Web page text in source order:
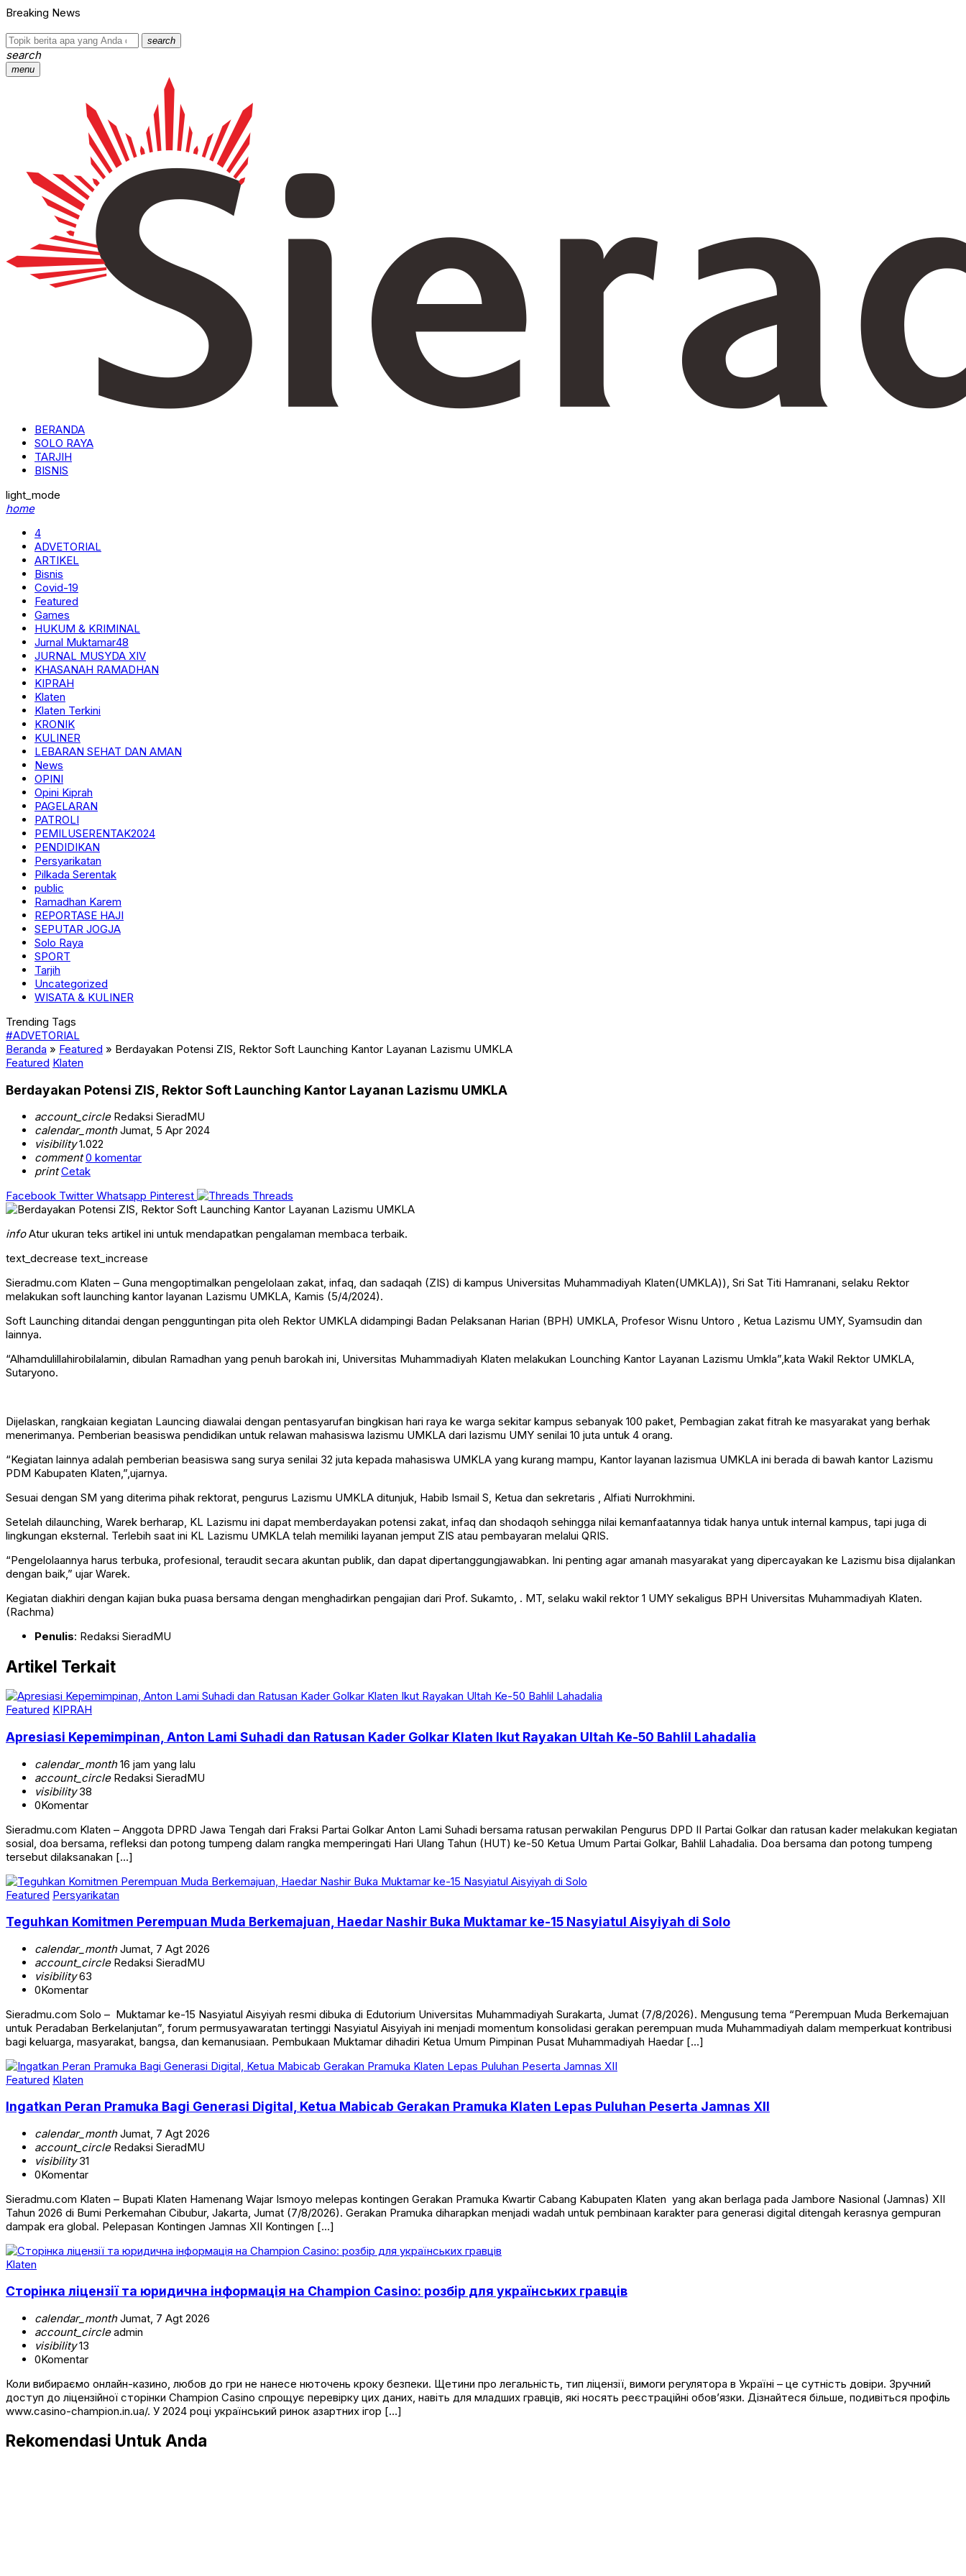
Breaking News
search
search
menu
BERANDA
SOLO RAYA
TARJIH
BISNIS
light_mode
home
4
ADVETORIAL
ARTIKEL
Bisnis
Covid-19
Featured
Games
HUKUM & KRIMINAL
Jurnal Muktamar48
JURNAL MUSYDA XIV
KHASANAH RAMADHAN
KIPRAH
Klaten
Klaten Terkini
KRONIK
KULINER
LEBARAN SEHAT DAN AMAN
News
OPINI
Opini Kiprah
PAGELARAN
PATROLI
PEMILUSERENTAK2024
PENDIDIKAN
Persyarikatan
Pilkada Serentak
public
Ramadhan Karem
REPORTASE HAJI
SEPUTAR JOGJA
Solo Raya
SPORT
Tarjih
Uncategorized
WISATA & KULINER
Trending Tags
#ADVETORIAL
Beranda » Featured » Berdayakan Potensi ZIS, Rektor Soft Launching Kantor Layanan Lazismu UMKLA
Featured Klaten
Berdayakan Potensi ZIS, Rektor Soft Launching Kantor Layanan Lazismu UMKLA
account_circleRedaksi SieradMU
calendar_monthJumat, 5 Apr 2024
visibility1.022
comment 0 komentar
print Cetak
Facebook Twitter Whatsapp Pinterest Threads
infoAtur ukuran teks artikel ini untuk mendapatkan pengalaman membaca terbaik.
text_decrease text_increase
Sieradmu.com Klaten – Guna mengoptimalkan pengelolaan zakat, infaq, dan sadaqah (ZIS) di kampus Universitas Muhammadiyah Klaten(UMKLA)), Sri Sat Titi Hamranani, selaku Rektor
melakukan soft launching kantor layanan Lazismu UMKLA, Kamis (5/4/2024).
Soft Launching ditandai dengan pengguntingan pita oleh Rektor UMKLA didampingi Badan Pelaksanan Harian (BPH) UMKLA, Profesor Wisnu Untoro , Ketua Lazismu UMY, Syamsudin dan
lainnya.
“Alhamdulillahirobilalamin, dibulan Ramadhan yang penuh barokah ini, Universitas Muhammadiyah Klaten melakukan Lounching Kantor Layanan Lazismu Umkla”,kata Wakil Rektor UMKLA,
Sutaryono.
Dijelaskan, rangkaian kegiatan Launcing diawalai dengan pentasyarufan bingkisan hari raya ke warga sekitar kampus sebanyak 100 paket, Pembagian zakat fitrah ke masyarakat yang berhak
menerimanya. Pemberian beasiswa pendidikan untuk relawan mahasiswa lazismu UMKLA dari lazismu UMY senilai 10 juta untuk 4 orang.
“Kegiatan lainnya adalah pemberian beasiswa sang surya senilai 32 juta kepada mahasiswa UMKLA yang kurang mampu, Kantor layanan lazismua UMKLA ini berada di bawah kantor Lazismu
PDM Kabupaten Klaten,”,ujarnya.
Sesuai dengan SM yang diterima pihak rektorat, pengurus Lazismu UMKLA ditunjuk, Habib Ismail S, Ketua dan sekretaris , Alfiati Nurrokhmini.
Setelah dilaunching, Warek berharap, KL Lazismu ini dapat memberdayakan potensi zakat, infaq dan shodaqoh sehingga nilai kemanfaatannya tidak hanya untuk internal kampus, tapi juga di
lingkungan eksternal. Terlebih saat ini KL Lazismu UMKLA telah memiliki layanan jemput ZIS atau pembayaran melalui QRIS.
“Pengelolaannya harus terbuka, profesional, teraudit secara akuntan publik, dan dapat dipertanggungjawabkan. Ini penting agar amanah masyarakat yang dipercayakan ke Lazismu bisa dijalankan
dengan baik,” ujar Warek.
Kegiatan diakhiri dengan kajian buka puasa bersama dengan menghadirkan pengajian dari Prof. Sukamto, . MT, selaku wakil rektor 1 UMY sekaligus BPH Universitas Muhammadiyah Klaten.
(Rachma)
Penulis: Redaksi SieradMU
Artikel Terkait
Featured KIPRAH
Apresiasi Kepemimpinan, Anton Lami Suhadi dan Ratusan Kader Golkar Klaten Ikut Rayakan Ultah Ke-50 Bahlil Lahadalia
calendar_month16 jam yang lalu
account_circleRedaksi SieradMU
visibility38
0Komentar
Sieradmu.com Klaten – Anggota DPRD Jawa Tengah dari Fraksi Partai Golkar Anton Lami Suhadi bersama ratusan perwakilan Pengurus DPD II Partai Golkar dan ratusan kader melakukan kegiatan
sosial, doa bersama, refleksi dan potong tumpeng dalam rangka memperingati Hari Ulang Tahun (HUT) ke-50 Ketua Umum Partai Golkar, Bahlil Lahadalia. Doa bersama dan potong tumpeng
tersebut dilaksanakan […]
Featured Persyarikatan
Teguhkan Komitmen Perempuan Muda Berkemajuan, Haedar Nashir Buka Muktamar ke-15 Nasyiatul Aisyiyah di Solo
calendar_monthJumat, 7 Agt 2026
account_circleRedaksi SieradMU
visibility63
0Komentar
Sieradmu.com Solo – Muktamar ke-15 Nasyiatul Aisyiyah resmi dibuka di Edutorium Universitas Muhammadiyah Surakarta, Jumat (7/8/2026). Mengusung tema “Perempuan Muda Berkemajuan
untuk Peradaban Berkelanjutan”, forum permusyawaratan tertinggi Nasyiatul Aisyiyah ini menjadi momentum konsolidasi gerakan perempuan muda Muhammadiyah dalam memperkuat kontribusi
bagi keluarga, masyarakat, bangsa, dan kemanusiaan. Pembukaan Muktamar dihadiri Ketua Umum Pimpinan Pusat Muhammadiyah Haedar […]
Featured Klaten
Ingatkan Peran Pramuka Bagi Generasi Digital, Ketua Mabicab Gerakan Pramuka Klaten Lepas Puluhan Peserta Jamnas XII
calendar_monthJumat, 7 Agt 2026
account_circleRedaksi SieradMU
visibility31
0Komentar
Sieradmu.com Klaten – Bupati Klaten Hamenang Wajar Ismoyo melepas kontingen Gerakan Pramuka Kwartir Cabang Kabupaten Klaten yang akan berlaga pada Jambore Nasional (Jamnas) XII
Tahun 2026 di Bumi Perkemahan Cibubur, Jakarta, Jumat (7/8/2026). Gerakan Pramuka diharapkan menjadi wadah untuk pembinaan karakter para generasi digital ditengah kerasnya gempuran
dampak era global. Pelepasan Kontingen Jamnas XII Kontingen […]
Klaten
Сторінка ліцензії та юридична інформація на Champion Casino: розбір для українських гравців
calendar_monthJumat, 7 Agt 2026
account_circleadmin
visibility13
0Komentar
Коли вибираємо онлайн-казино, любов до гри не нанесе нюточень кроку безпеки. Щетини про легальність, тип ліцензії, вимоги регулятора в Україні – це сутність довіри. Зручний
доступ до ліцензійної сторінки Champion Casino спрощує перевірку цих даних, навіть для младших гравців, які носять реєстраційні обов’язки. Дізнайтеся більше, подивіться профіль
www.casino-champion.in.ua/. У 2024 році український ринок азартних ігор […]
Rekomendasi Untuk Anda